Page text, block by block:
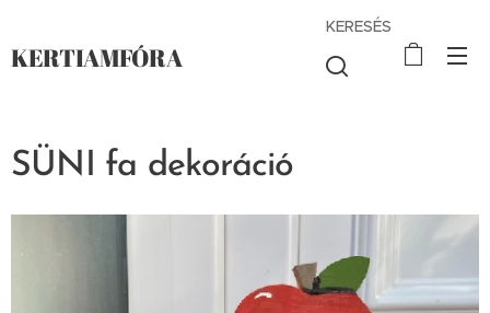
KERTIAMFÓRA
KERESÉS
SÜNI fa dekoráció